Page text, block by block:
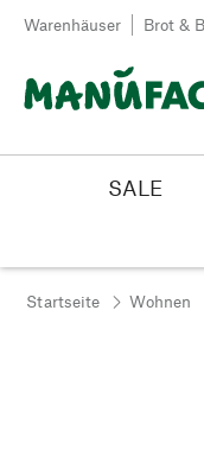
Zum Inhalt springen
Warenhäuser Brot &
SALE
Startseite Wohnen